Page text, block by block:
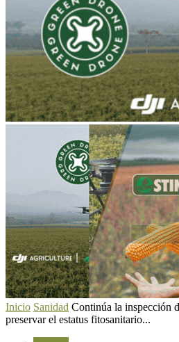
Inicio Sanidad Continúa la inspección
preservar el estatus fitosanitario...